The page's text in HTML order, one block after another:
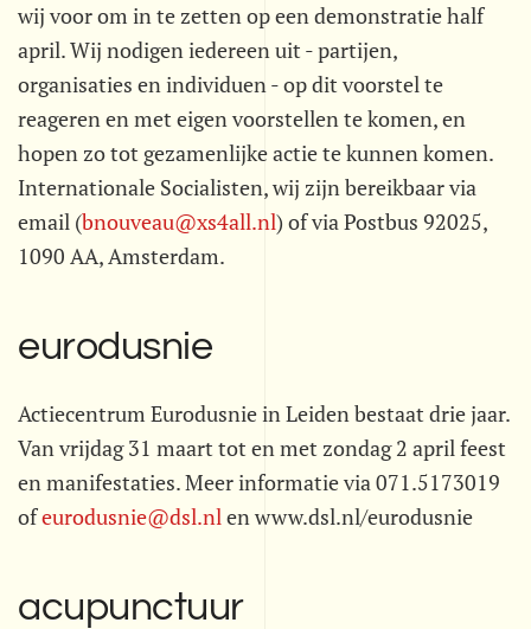
wij voor om in te zetten op een demonstratie half
april. Wij nodigen iedereen uit - partijen,
organisaties en individuen - op dit voorstel te
reageren en met eigen voorstellen te komen, en
hopen zo tot gezamenlijke actie te kunnen komen.
Internationale Socialisten, wij zijn bereikbaar via
email (bnouveau@xs4all.nl) of via Postbus 92025,
1090 AA, Amsterdam.
eurodusnie
Actiecentrum Eurodusnie in Leiden bestaat drie jaar.
Van vrijdag 31 maart tot en met zondag 2 april feest
en manifestaties. Meer informatie via 071.5173019
ofeurodusnie@dsl.nlen www.dsl.nl/eurodusnie
acupunctuur